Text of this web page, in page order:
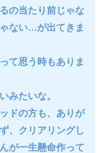
の当たり前じゃな
ない…が出てきま
て思う時もありま
みたいな。
ドの方も、ありが
、クリアリングし
が一生懸命作って